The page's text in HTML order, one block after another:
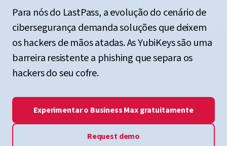
Para nós do LastPass, a evolução do cenário de
cibersegurança demanda soluções que deixem
os hackers de mãos atadas. As YubiKeys são uma
barreira resistente a phishing que separa os
hackers do seu cofre.
Experimentar o Business Max gratuitamente
Request demo